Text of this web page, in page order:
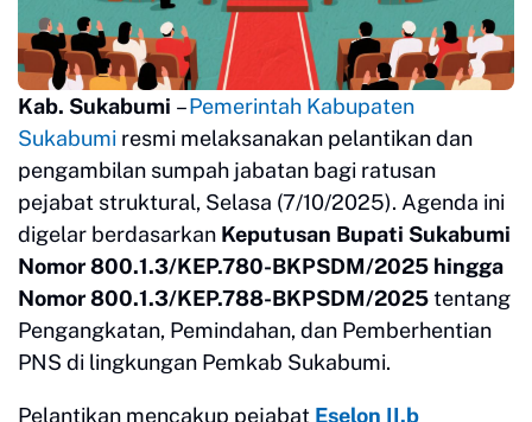
Kab. Sukabumi –Pemerintah Kabupaten
Sukabumi resmi melaksanakan pelantikan dan
pengambilan sumpah jabatan bagi ratusan
pejabat struktural, Selasa (7/10/2025). Agenda ini
digelar berdasarkan Keputusan Bupati Sukabumi
Nomor 800.1.3/KEP.780-BKPSDM/2025 hingga
Nomor 800.1.3/KEP.788-BKPSDM/2025tentang
Pengangkatan, Pemindahan, dan Pemberhentian
PNS di lingkungan Pemkab Sukabumi.
Pelantikan mencakup pejabat Eselon II.b